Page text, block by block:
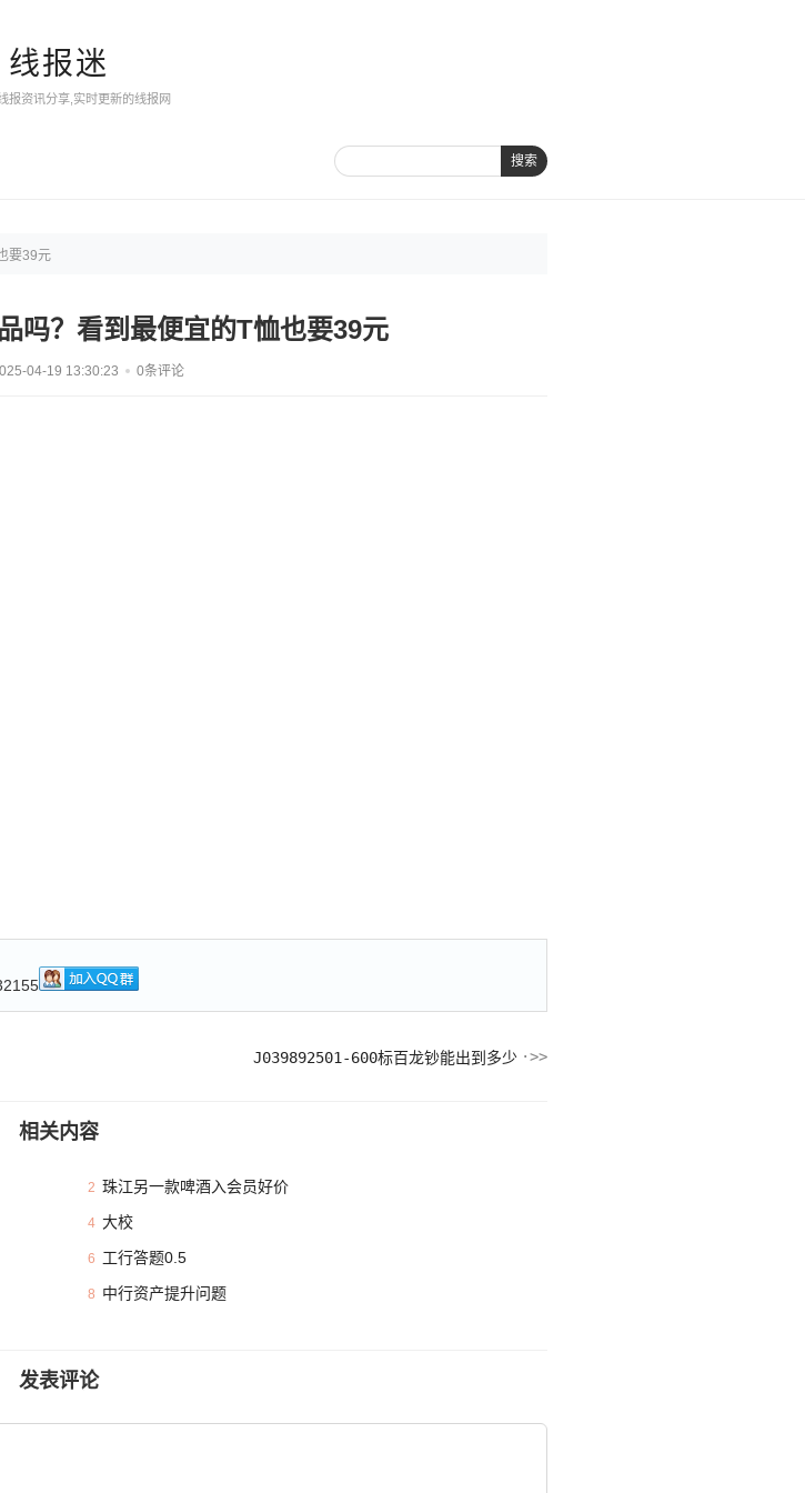
线报迷
报资讯分享,实时更新的线报网
搜索
要39元
吗？看到最便宜的T恤也要39元
04-19 13:30:23 0条评论
J039892501-600标百龙钞能出到多少
相关内容
2 珠江另一款啤酒入会员好价
4 大校
6 工行答题0.5
8 中行资产提升问题
发表评论